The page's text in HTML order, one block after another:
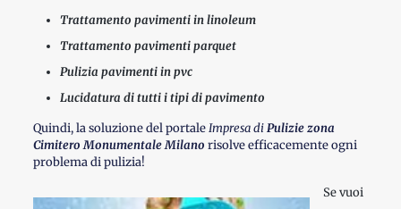
Trattamento pavimenti in linoleum
Trattamento pavimenti parquet
Pulizia pavimenti in pvc
Lucidatura di tutti i tipi di pavimento
Quindi, la soluzione del portaleImpresa diPulizie zona
Cimitero Monumentale Milano risolve efficacemente ogni
problema di pulizia!
Se vuoi